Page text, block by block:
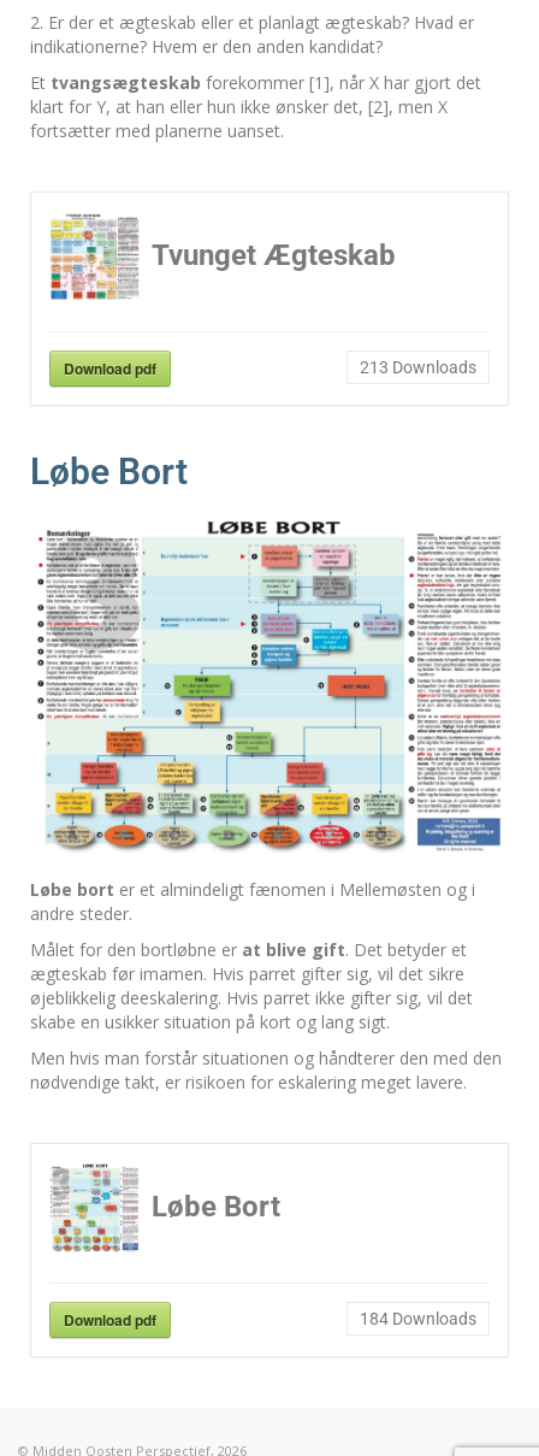
2. Er der et ægteskab eller et planlagt ægteskab? Hvad er
indikationerne? Hvem er den anden kandidat?
Et tvangsægteskab forekommer [1], når X har gjort det
klart for Y, at han eller hun ikke ønsker det, [2], men X
fortsætter med planerne uanset.
Tvunget Ægteskab
Download pdf 213 Downloads
Løbe Bort
Løbe bort er et almindeligt fænomen i Mellemøsten og i
andre steder.
Målet for den bortløbne er at blive gift. Det betyder et
ægteskab før imamen. Hvis parret gifter sig, vil det sikre
øjeblikkelig deeskalering. Hvis parret ikke gifter sig, vil det
skabe en usikker situation på kort og lang sigt.
Men hvis man forstår situationen og håndterer den med den
nødvendige takt, er risikoen for eskalering meget lavere.
Løbe Bort
Download pdf 184 Downloads
© Midden Oosten Perspectief, 2026